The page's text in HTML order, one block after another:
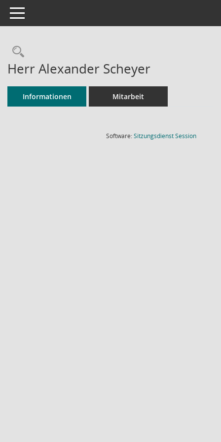
Toggle navigation
Rechercheauswahl
Herr Alexander Scheyer
Informationen Mitarbeit
Software:SitzungsdienstSession(Wird in